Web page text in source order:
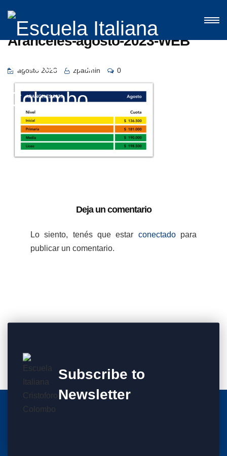
Aranceles-agosto-2023-WEB
agosto 2023 zpadmin 0
Deja un comentario
Lo siento, tenés que estar conectadopara
publicar un comentario.
Subscribe to
Newsletter